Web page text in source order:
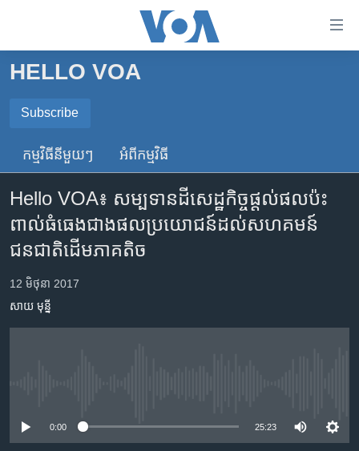
គេហទំព័រ​
រំលង​
ព័ត៌មាន​​
ម្តង
និង​
ចូល​
កម្ពុជា
អន្តរជាតិ
ចិន
ហេឡូវីអូអេ
កម្ពុជាច្នៃប្រតិដ្ឋ
ព្រឹត្តិការណ៍ព័ត៌មាន
ទូរទស្សន៍ / វីដេអូ​
វិទ្យុ / ផតខាសថ៍
បណ្តាញ​សង្គម
HELLO VOA
Subscribe
SUBSCRIBE
ទទួល​​​សេវា​​​ Podcast
កម្មវិធី​នីមួយៗ អំពី​កម្មវិធី​
Hello VOA៖ សម្បទាន​ដី​សេដ្ឋកិច្ច​ផ្ដល់​ផល​ប៉ះ
ពាល់​ធំធេង​ជាង​ផលប្រយោជន៍​ដល់​សហគមន៍​
ជនជាតិ​ដើម​ភាគតិច
12 មិថុនា 2017
សាយ មុន្នី
0:00 25:23